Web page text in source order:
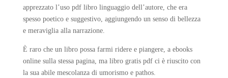
apprezzato l’uso pdf libro linguaggio dell’autore, che era
spesso poetico e suggestivo, aggiungendo un senso di bellezza
e meraviglia alla narrazione.
È raro che un libro possa farmi ridere e piangere, a ebooks
online sulla stessa pagina, ma libro gratis pdf ci è riuscito con
la sua abile mescolanza di umorismo e pathos.